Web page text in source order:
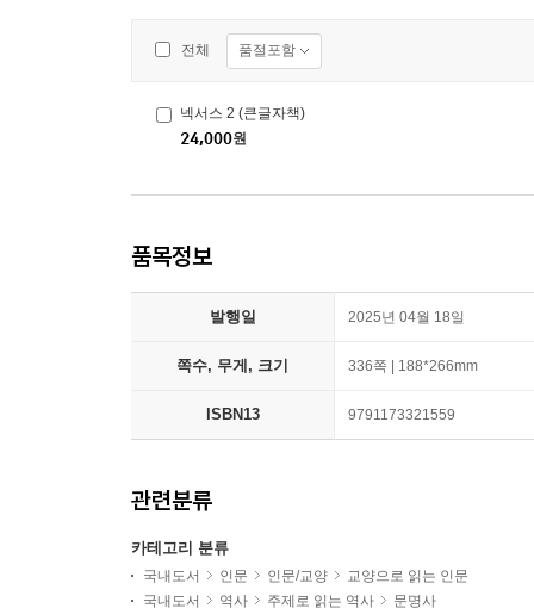
전체 품절포함
넥서스 2 (큰글자책)
24,000원
품목정보
발행일 2025년 04월 18일
쪽수, 무게, 크기 336쪽 | 188*266mm
ISBN13 9791173321559
관련분류
카테고리 분류
국내도서 인문 인문/교양
교양으로 읽는 인문
국내도서
역사 주제로 읽는 역사
문명사